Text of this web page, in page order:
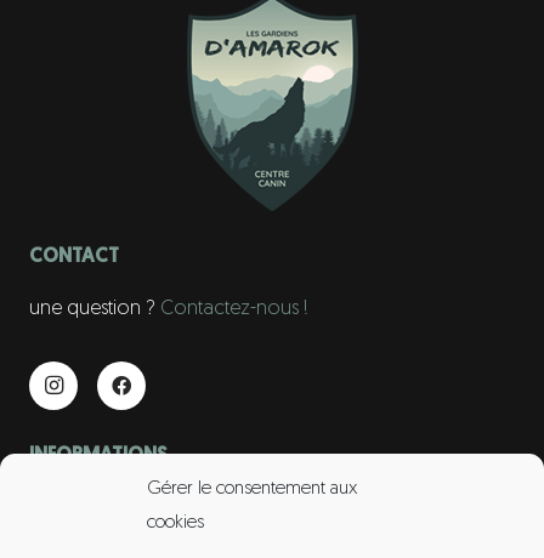
Gérer le consentement aux
cookies
CONTACT
une question ? Contactez-nous !
INFORMATIONS